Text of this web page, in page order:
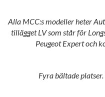
Alla MCC:s modeller heter
tillägget LV som står för
Peugeot Expert och
Fyra bältade